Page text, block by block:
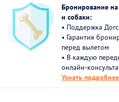
Бронирование на
и собаки:
• Поддержка
• Гарантия
перед вылетом
• В каждую
онлайн-
Узнать подробнее